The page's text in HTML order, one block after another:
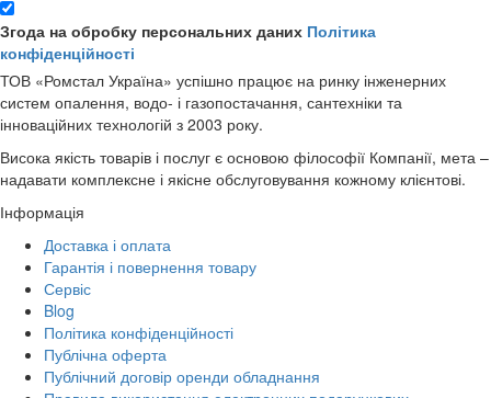
Згода на обробку персональних даних Політика
конфіденційності
ТОВ «Ромстал Україна» успішно працює на ринку інженерних
систем опалення, водо- і газопостачання, сантехніки та
інноваційних технологій з 2003 року.
Висока якість товарів і послуг є основою філософії Компанії, мета –
надавати комплексне і якісне обслуговування кожному клієнтові.
Інформація
Доставка і оплата
Гарантія і повернення товару
Сервіс
Blog
Політика конфіденційності
Публічна оферта
Публічний договір оренди обладнання